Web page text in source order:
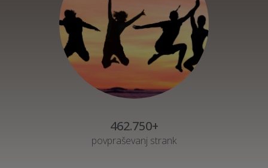
462.750+
povpraševanj strank